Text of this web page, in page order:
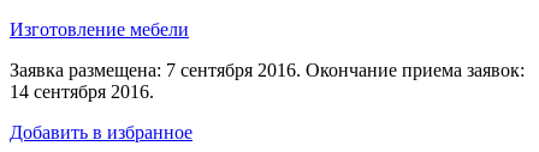
Изготовление мебели
Заявка размещена: 7 сентября 2016. Окончание приема заявок:
14 сентября 2016.
Добавить в избранное